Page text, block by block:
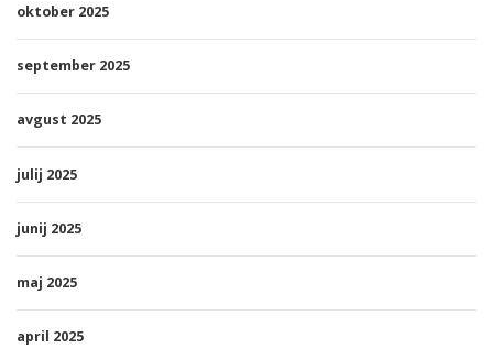
oktober 2025
september 2025
avgust 2025
julij 2025
junij 2025
maj 2025
april 2025